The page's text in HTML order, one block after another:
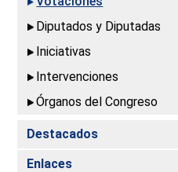
Diputados y Diputadas
Iniciativas
Intervenciones
Órganos del Congreso
Destacados
Enlaces